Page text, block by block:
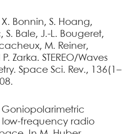
Bonnin, S. Hoang,
S. Bale, J.-L. Bougeret,
M. Reiner,
Zarka. STEREO/Waves
Space Sci. Rev., 136(1–
Goniopolarimetric
frequency radio